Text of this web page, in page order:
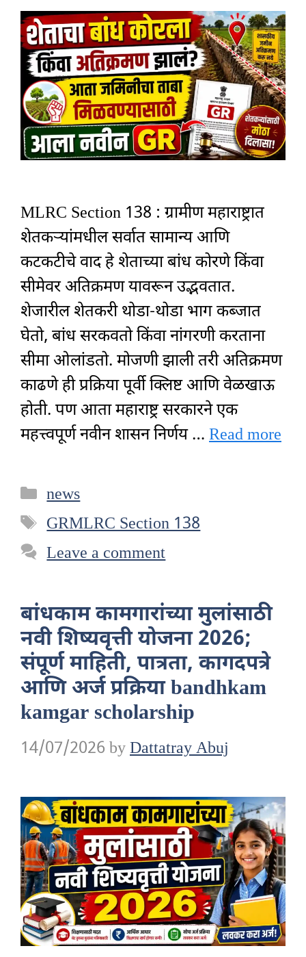
MLRC Section 138 : ग्रामीण महाराष्ट्रात
शेतकऱ्यांमधील सर्वात सामान्य आणि
कटकटीचे वाद हे शेताच्या बांध कोरणे किंवा
सीमेवर अतिक्रमण यावरून उद्भवतात.
शेजारील शेतकरी थोडा-थोडा भाग कब्जात
घेतो, बांध सरकवतो किंवा नांगरणी करताना
सीमा ओलांडतो. मोजणी झाली तरी अतिक्रमण
काढणे ही प्रक्रिया पूर्वी क्लिष्ट आणि वेळखाऊ
होती. पण आता महाराष्ट्र सरकारने एक
महत्त्वपूर्ण नवीन शासन निर्णय … Read more
Categories
news
Tags
GRMLRC Section 138
Leave a comment
बांधकाम कामगारांच्या मुलांसाठी
नवी शिष्यवृत्ती योजना 2026;
संपूर्ण माहिती, पात्रता, कागदपत्रे
आणि अर्ज प्रक्रिया bandhkam
kamgar scholarship
14/07/2026 byDattatray Abuj